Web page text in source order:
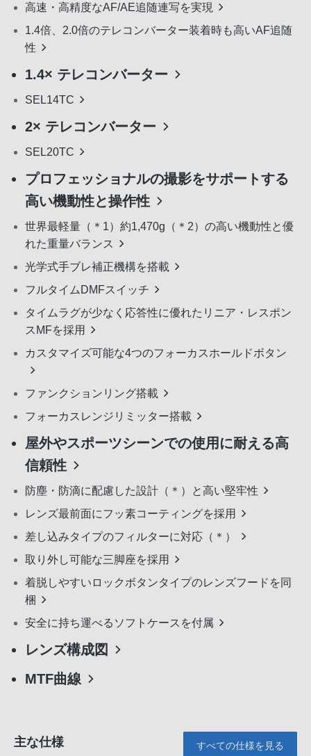
高速・高精度なAF/AE追随連写を実現
1.4倍、2.0倍のテレコンバーター装着時も高いAF追随
性
1.4× テレコンバーター
SEL14TC
2× テレコンバーター
SEL20TC
プロフェッショナルの撮影をサポートする
高い機動性と操作性
世界最軽量（＊1）約1,470g（＊2）の高い機動性と優
れた重量バランス
光学式手ブレ補正機構を搭載
フルタイムDMFスイッチ
タイムラグが少なく応答性に優れたリニア・レスポン
スMFを採用
カスタマイズ可能な4つのフォーカスホールドボタン
ファンクションリング搭載
フォーカスレンジリミッター搭載
屋外やスポーツシーンでの使用に耐える高
信頼性
防塵・防滴に配慮した設計（＊）と高い堅牢性
レンズ最前面にフッ素コーティングを採用
差し込みタイプのフィルターに対応（＊）
取り外し可能な三脚座を採用
着脱しやすいロックボタンタイプのレンズフードを同
梱
安全に持ち運べるソフトケースを付属
レンズ構成図
MTF曲線
主な仕様 すべての仕様を見る